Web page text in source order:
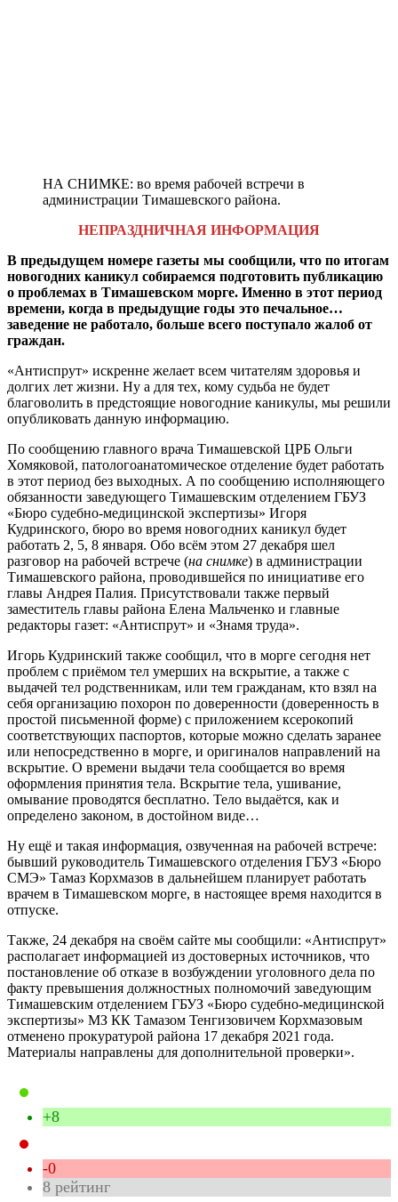
НА СНИМКЕ: во время рабочей встречи в
администрации Тимашевского района.
НЕПРАЗДНИЧНАЯ ИНФОРМАЦИЯ
В предыдущем номере газеты мы сообщили, что по итогам
новогодних каникул собираемся подготовить публикацию
о проблемах в Тимашевском морге. Именно в этот период
времени, когда в предыдущие годы это печальное…
заведение не работало, больше всего поступало жалоб от
граждан.
«Антиспрут» искренне желает всем читателям здоровья и
долгих лет жизни. Ну а для тех, кому судьба не будет
благоволить в предстоящие новогодние каникулы, мы решили
опубликовать данную информацию.
По сообщению главного врача Тимашевской ЦРБ Ольги
Хомяковой, патологоанатомическое отделение будет работать
в этот период без выходных. А по сообщению исполняющего
обязанности заведующего Тимашевским отделением ГБУЗ
«Бюро судебно-медицинской экспертизы» Игоря
Кудринского, бюро во время новогодних каникул будет
работать 2, 5, 8 января. Обо всём этом 27 декабря шел
разговор на рабочей встрече (на снимке) в администрации
Тимашевского района, проводившейся по инициативе его
главы Андрея Палия. Присутствовали также первый
заместитель главы района Елена Мальченко и главные
редакторы газет: «Антиспрут» и «Знамя труда».
Игорь Кудринский также сообщил, что в морге сегодня нет
проблем с приёмом тел умерших на вскрытие, а также с
выдачей тел родственникам, или тем гражданам, кто взял на
себя организацию похорон по доверенности (доверенность в
простой письменной форме) с приложением ксерокопий
соответствующих паспортов, которые можно сделать заранее
или непосредственно в морге, и оригиналов направлений на
вскрытие. О времени выдачи тела сообщается во время
оформления принятия тела. Вскрытие тела, ушивание,
омывание проводятся бесплатно. Тело выдаётся, как и
определено законом, в достойном виде…
Ну ещё и такая информация, озвученная на рабочей встрече:
бывший руководитель Тимашевского отделения ГБУЗ «Бюро
СМЭ» Тамаз Корхмазов в дальнейшем планирует работать
врачем в Тимашевском морге, в настоящее время находится в
отпуске.
Также, 24 декабря на своём сайте мы сообщили: «Антиспрут»
располагает информацией из достоверных источников, что
постановление об отказе в возбуждении уголовного дела по
факту превышения должностных полномочий заведующим
Тимашевским отделением ГБУЗ «Бюро судебно-медицинской
экспертизы» МЗ КК Тамазом Тенгизовичем Корхмазовым
отменено прокуратурой района 17 декабря 2021 года.
Материалы направлены для дополнительной проверки».
+8
-0
8 рейтинг